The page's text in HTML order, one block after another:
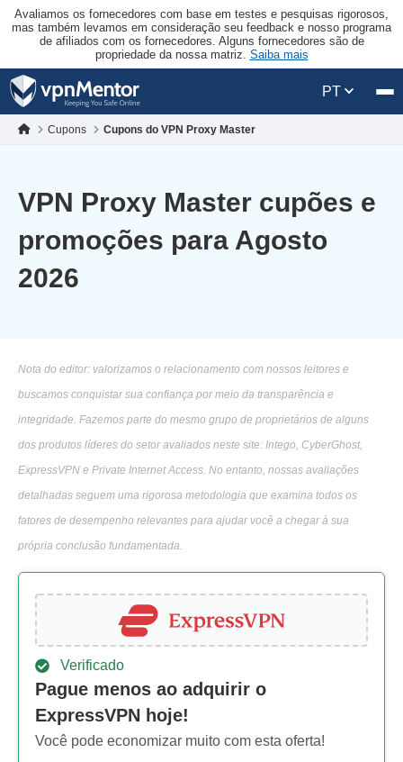
Avaliamos os fornecedores com base em testes e pesquisas rigorosos,
mas também levamos em consideração seu feedback e nosso programa
de afiliados com os fornecedores. Alguns fornecedores são de
propriedade da nossa matriz. Saiba mais
PT
Cupons Cupons do VPN Proxy Master
VPN Proxy Master cupões e
promoções para Agosto
2026
Nota do editor: valorizamos o relacionamento com nossos leitores e
buscamos conquistar sua confiança por meio da transparência e
integridade. Fazemos parte do mesmo grupo de proprietários de alguns
dos produtos líderes do setor avaliados neste site: Intego, CyberGhost,
ExpressVPN e Private Internet Access. No entanto, nossas avaliações
detalhadas seguem uma rigorosa metodologia que examina todos os
fatores de desempenho relevantes para ajudar você a chegar à sua
própria conclusão fundamentada.
Verificado
Pague menos ao adquirir o
ExpressVPN hoje!
Você pode economizar muito com esta oferta!